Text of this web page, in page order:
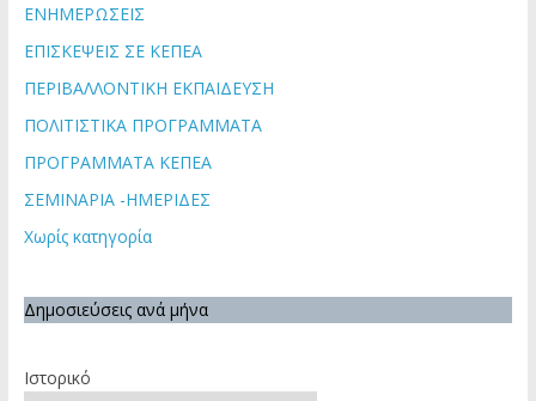
ΕΝΗΜΕΡΩΣΕΙΣ
ΕΠΙΣΚΕΨΕΙΣ ΣΕ ΚΕΠΕΑ
ΠΕΡΙΒΑΛΛΟΝΤΙΚΗ ΕΚΠΑΙΔΕΥΣΗ
ΠΟΛΙΤΙΣΤΙΚΑ ΠΡΟΓΡΑΜΜΑΤΑ
ΠΡΟΓΡΑΜΜΑΤΑ ΚΕΠΕΑ
ΣΕΜΙΝΑΡΙΑ -ΗΜΕΡΙΔΕΣ
Χωρίς κατηγορία
Δημοσιεύσεις ανά μήνα
Ιστορικό